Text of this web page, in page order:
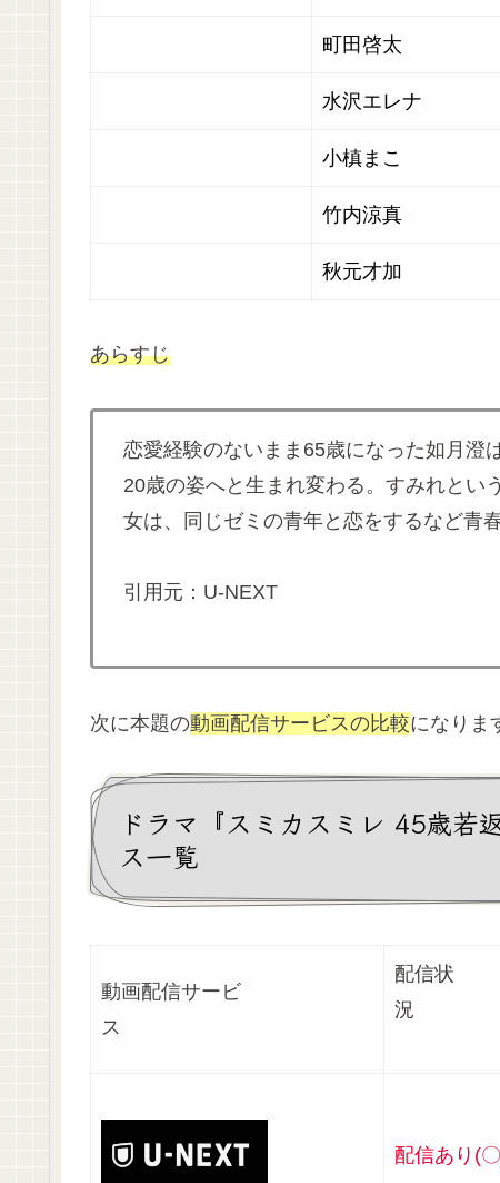
町田啓太
水沢エレナ
小槙まこ
竹内涼真
秋元才加
あらすじ
恋愛経験のないまま65歳になった如月澄
20歳の姿へと生まれ変わる。すみれとい
女は、同じゼミの青年と恋をするなど青
引用元：U-NEXT
次に本題の動画配信サービスの比較になりま
ドラマ『スミカスミレ 45歳若
ス一覧
動画配信サービ
ス
配信状
配信あり(